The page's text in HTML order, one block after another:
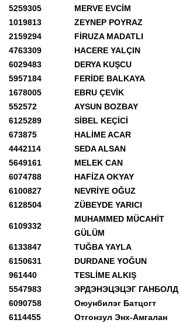
5259305
MERVE EVCİM
1019813
ZEYNEP POYRAZ
2159294
FİRUZA MADATLI
4763309
HACERE YALÇIN
6029483
DERYA KUŞCU
5957184
FERİDE BALKAYA
1678005
EBRU ÇEVİK
552572
AYSUN BOZBAY
6125289
SİBEL KEÇİCİ
673875
HALİME ACAR
4442114
SEDA ALSAN
5649161
MELEK CAN
6074788
HAFİZA OKYAY
6100827
NEVRİYE OĞUZ
6128504
ZÜBEYDE YARICI
6109332
MUHAMMED MÜCAHİT
GÜLÜM
6133847 TUĞBA YAYLA
6150631
DURDANE YOĞUN
961440
TESLİME ALKIŞ
5547983
ЭРДЭНЭЦЭЦЭГ ГАНБОЛД
6090758
Оюунбилэг Батцогт
6114455
Отгонзул Энх-Амгалан